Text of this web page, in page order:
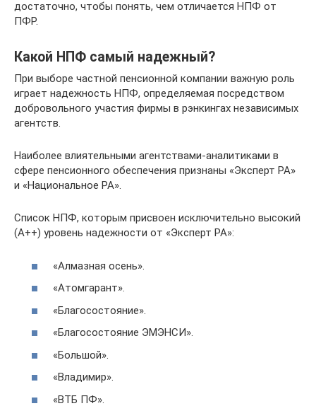
достаточно, чтобы понять, чем отличается НПФ от
ПФР.
Какой НПФ самый надежный?
При выборе частной пенсионной компании важную роль
играет надежность НПФ, определяемая посредством
добровольного участия фирмы в рэнкингах независимых
агентств.
Наиболее влиятельными агентствами-аналитиками в
сфере пенсионного обеспечения признаны «Эксперт РА»
и «Национальное РА».
Список НПФ, которым присвоен исключительно высокий
(А++) уровень надежности от «Эксперт РА»:
«Алмазная осень».
«Атомгарант».
«Благосостояние».
«Благосостояние ЭМЭНСИ».
«Большой».
«Владимир».
«ВТБ ПФ».